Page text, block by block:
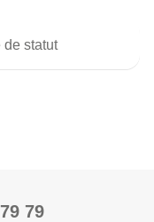
de statut
79